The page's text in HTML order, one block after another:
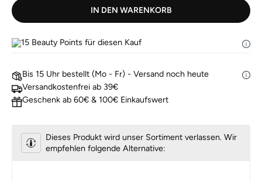
IN DEN WARENKORB
15 Beauty Points für diesen Kauf
Bis 15 Uhr bestellt (Mo - Fr) - Versand noch heute
Versandkostenfrei ab 39€
Geschenk ab 60€ & 100€ Einkaufswert
Dieses Produkt wird unser Sortiment verlassen. Wir
empfehlen folgende Alternative: